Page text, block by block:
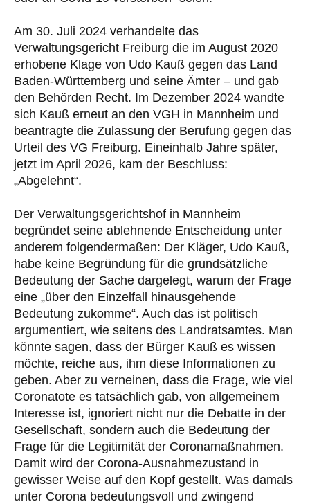
Am 30. Juli 2024 verhandelte das
Verwaltungsgericht Freiburg die im August 2020
erhobene Klage von Udo Kauß gegen das Land
Baden-Württemberg und seine Ämter – und gab
den Behörden Recht. Im Dezember 2024 wandte
sich Kauß erneut an den VGH in Mannheim und
beantragte die Zulassung der Berufung gegen das
Urteil des VG Freiburg. Eineinhalb Jahre später,
jetzt im April 2026, kam der Beschluss:
„Abgelehnt“.
Der Verwaltungsgerichtshof in Mannheim
begründet seine ablehnende Entscheidung unter
anderem folgendermaßen: Der Kläger, Udo Kauß,
habe keine Begründung für die grundsätzliche
Bedeutung der Sache dargelegt, warum der Frage
eine „über den Einzelfall hinausgehende
Bedeutung zukomme“. Auch das ist politisch
argumentiert, wie seitens des Landratsamtes. Man
könnte sagen, dass der Bürger Kauß es wissen
möchte, reiche aus, ihm diese Informationen zu
geben. Aber zu verneinen, dass die Frage, wie viel
Coronatote es tatsächlich gab, von allgemeinem
Interesse ist, ignoriert nicht nur die Debatte in der
Gesellschaft, sondern auch die Bedeutung der
Frage für die Legitimität der Coronamaßnahmen.
Damit wird der Corona-Ausnahmezustand in
gewisser Weise auf den Kopf gestellt. Was damals
unter Corona bedeutungsvoll und zwingend